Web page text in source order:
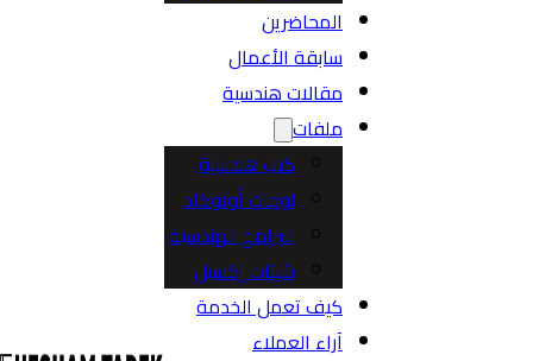
المحاضرين
سابقة الأعمال
مقالات هندسية
ملفات
كتب هندسية
لوحات أوتوكاد
البرامج الهندسية
شيتات إكسيل
كيف تعمل الخدمة
آراء العملاء